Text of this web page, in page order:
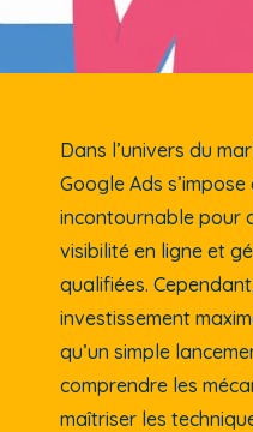
Dans l’univers du
Google Ads
incontournable pour
visibilité en ligne et
qualifiées.
investissement
qu’un simple
comprendre les
maîtriser les